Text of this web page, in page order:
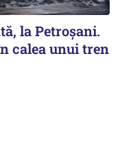
la Petroșani.
calea unui tren